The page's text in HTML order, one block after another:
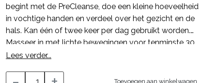
begint met de PreCleanse, doe een kleine hoeveelheid
in vochtige handen en verdeel over het gezicht en de
hals. Kan één of twee keer per dag gebruikt worden.
Masseer in met lichte bewegingen voor tenminste 30
seconden vermijd daarbij de ogen. Vervolg met het
gebruik in de ochtend.
Lees verder...
Toevoegen aan winkelwagen